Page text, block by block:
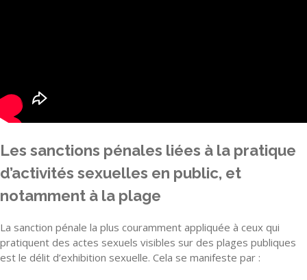
Les sanctions pénales liées à la pratique
d’activités sexuelles en public, et
notamment à la plage
La sanction pénale la plus couramment appliquée à ceux qui
pratiquent des actes sexuels visibles sur des plages publiques
est le délit d’exhibition sexuelle. Cela se manifeste par :